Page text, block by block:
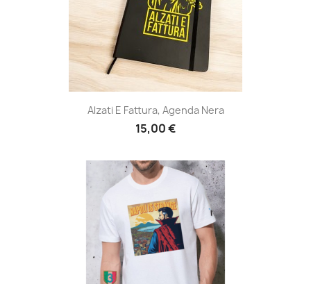
Alzati E Fattura, Agenda Nera
15,00 €